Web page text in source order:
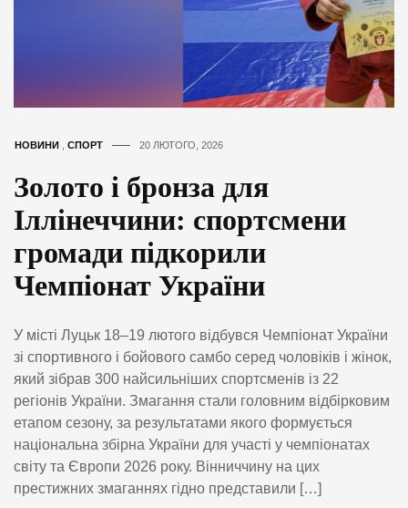
НОВИНИ , СПОРТ 20 ЛЮТОГО, 2026
Золото і бронза для
Іллінеччини: спортсмени
громади підкорили
Чемпіонат України
У місті Луцьк 18–19 лютого відбувся Чемпіонат України
зі спортивного і бойового самбо серед чоловіків і жінок,
який зібрав 300 найсильніших спортсменів із 22
регіонів України. Змагання стали головним відбірковим
етапом сезону, за результатами якого формується
національна збірна України для участі у чемпіонатах
світу та Європи 2026 року. Вінниччину на цих
престижних змаганнях гідно представили […]